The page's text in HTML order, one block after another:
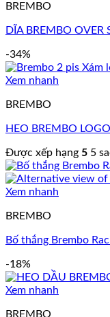
BREMBO
DĨA BREMBO OVER
-34%
Xem nhanh
BREMBO
HEO BREMBO
Được xếp hạng 5 5
Xem nhanh
BREMBO
Bố thắng Brembo
-18%
Xem nhanh
BREMBO